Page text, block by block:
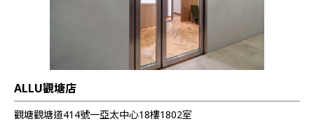
ALLU觀塘店
觀塘觀塘道414號一亞太中心18樓1802室